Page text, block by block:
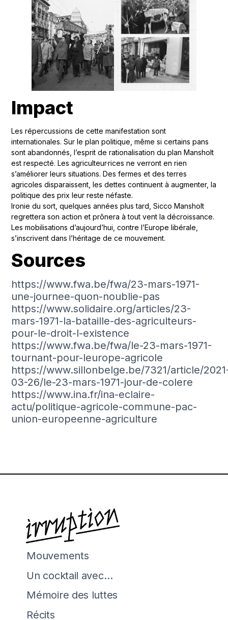
Impact
Les répercussions de cette manifestation sont
internationales. Sur le plan politique, même si certains pans
sont abandonnés, l’esprit de rationalisation du plan Mansholt
est respecté. Les agriculteur·rices ne verront en rien
s’améliorer leurs situations. Des fermes et des terres
agricoles disparaissent, les dettes continuent à augmenter, la
politique des prix leur reste néfaste.
Ironie du sort, quelques années plus tard, Sicco Mansholt
regrettera son action et prônera à tout vent la décroissance.
Les mobilisations d’aujourd’hui, contre l’Europe libérale,
s’inscrivent dans l’héritage de ce mouvement.
Sources
https://www.fwa.be/fwa/23-mars-1971-
une-journee-quon-noublie-pas
https://www.solidaire.org/articles/23-
mars-1971-la-bataille-des-agriculteurs-
pour-le-droit-l-existence
https://www.fwa.be/fwa/le-23-mars-1971-
tournant-pour-leurope-agricole
https://www.sillonbelge.be/7321/article/
03-26/le-23-mars-1971-jour-de-colere
https://www.ina.fr/ina-eclaire-
actu/politique-agricole-commune-pac-
union-europeenne-agriculture
Mouvements
Un cocktail avec…
Mémoire des luttes
Récits